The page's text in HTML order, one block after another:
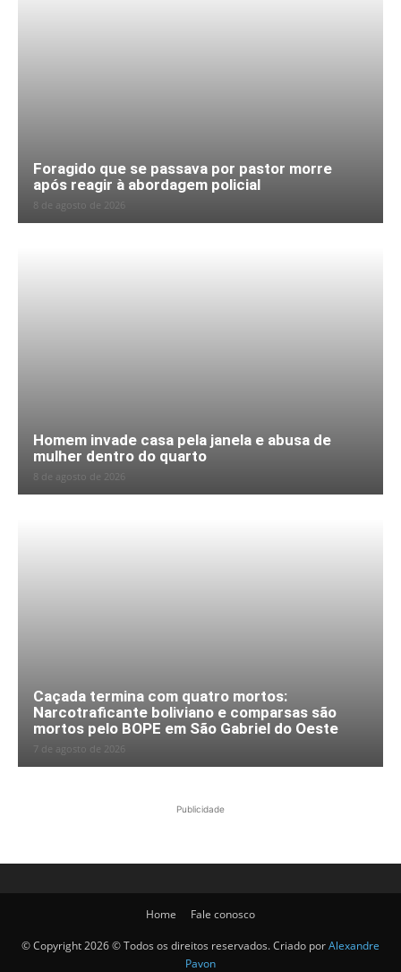
Foragido que se passava por pastor morre
após reagir à abordagem policial
8 de agosto de 2026
Homem invade casa pela janela e abusa de
mulher dentro do quarto
8 de agosto de 2026
Caçada termina com quatro mortos:
Narcotraficante boliviano e comparsas são
mortos pelo BOPE em São Gabriel do Oeste
7 de agosto de 2026
Publicidade
Home Fale conosco
© Copyright 2026 © Todos os direitos reservados. Criado porAlexandre
Pavon